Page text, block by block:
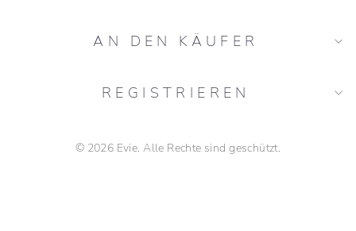
AN DEN KÄUFER
REGISTRIEREN
© 2026 Evie. Alle Rechte sind geschützt.